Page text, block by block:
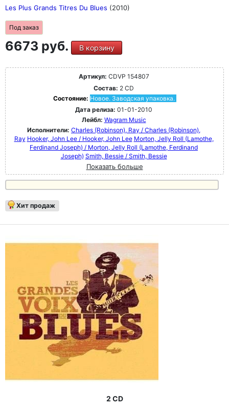
Les Plus Grands Titres Du Blues (2010)
Под заказ
6673 руб. В корзину
Артикул: CDVP 154807
Состав: 2 CD
Состояние: Новое. Заводская упаковка.
Дата релиза: 01-01-2010
Лейбл: Wagram Music
Исполнители: Charles (Robinson), Ray / Charles (Robinson),
Ray Hooker, John Lee / Hooker, John Lee Morton, Jelly Roll (Lamothe,
Ferdinand Joseph) / Morton, Jelly Roll (Lamothe, Ferdinand
Joseph) Smith, Bessie / Smith, Bessie
Показать больше
Хит продаж
2 CD